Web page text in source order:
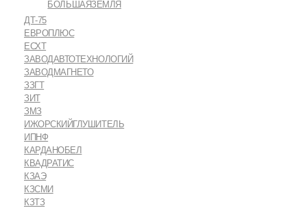
БОЛЬШАЯЗЕМЛЯ
ДТ-75
ЕВРОПЛЮС
ЕСХТ
ЗАВОДАВТОТЕХНОЛОГИЙ
ЗАВОДМАГНЕТО
ЗЗГТ
ЗИТ
ЗМЗ
ИЖОРСКИЙГЛУШИТЕЛЬ
ИПНФ
КАРДАНОБЕЛ
КВАДРАТИС
КЗАЭ
КЗСМИ
КЗТЗ